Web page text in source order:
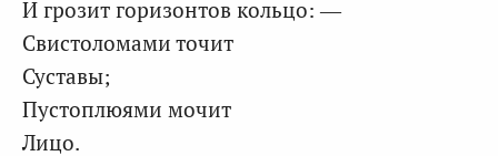
И грозит горизонтов кольцо: —
Свистоломами точит
Суставы;
Пустоплюями мочит
Лицо.